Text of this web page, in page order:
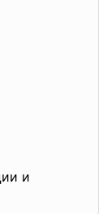
и